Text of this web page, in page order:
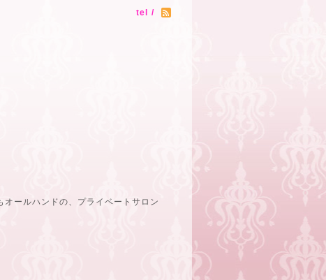
tel /
ールハンドの、プライベートサロン